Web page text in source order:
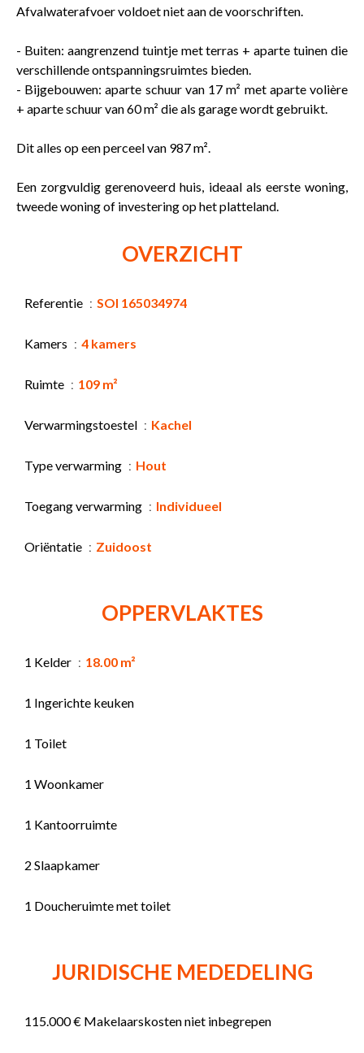
Afvalwaterafvoer voldoet niet aan de voorschriften.
- Buiten: aangrenzend tuintje met terras + aparte tuinen die
verschillende ontspanningsruimtes bieden.
- Bijgebouwen: aparte schuur van 17 m² met aparte volière
+ aparte schuur van 60 m² die als garage wordt gebruikt.
Dit alles op een perceel van 987 m².
Een zorgvuldig gerenoveerd huis, ideaal als eerste woning,
tweede woning of investering op het platteland.
OVERZICHT
Referentie SOI 165034974
Kamers 4 kamers
Ruimte 109 m²
Verwarmingstoestel Kachel
Type verwarming Hout
Toegang verwarming Individueel
Oriëntatie Zuidoost
OPPERVLAKTES
1 Kelder 18.00 m²
1 Ingerichte keuken
1 Toilet
1 Woonkamer
1 Kantoorruimte
2 Slaapkamer
1 Doucheruimte met toilet
JURIDISCHE MEDEDELING
115.000 € Makelaarskosten niet inbegrepen